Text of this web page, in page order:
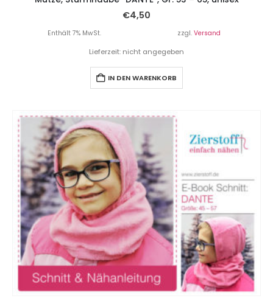
€4,50
Enthält 7% MwSt. zzgl. Versand
Lieferzeit: nicht angegeben
IN DEN WARENKORB